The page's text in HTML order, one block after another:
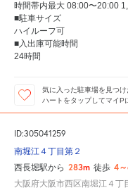
時間帯内最大 08:00〜20:00
■駐車サイズ
ハイルーフ可
■入出庫可能時間
24時間
気に入った駐車場を見つけ
ハートをタップしてマイP
ID:305041259
南堀江４丁目第２
西長堀駅から 283m 徒歩 4
大阪府大阪市西区南堀江４丁